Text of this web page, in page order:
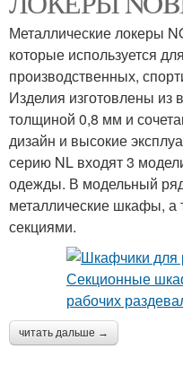
Металлические локеры
которые используется
производственных,
Изделия изготовлены из
толщиной 0,8 мм и
дизайн и высокие
серию NL входят 3
одежды. В модельный
металлические шкафы,
секциями.
читать дальше →